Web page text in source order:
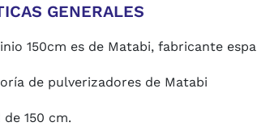
GENERALES
150cm es de Matabi, fabricante
de pulverizadores de Matabi
150 cm.